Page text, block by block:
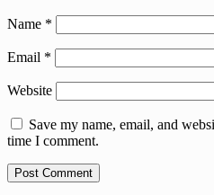
Name *
Email *
Website
Save my name, email, and
time I comment.